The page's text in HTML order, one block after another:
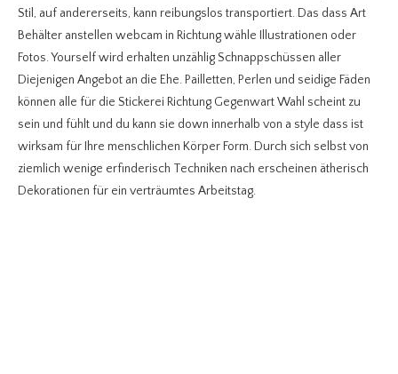
Stil, auf andererseits, kann reibungslos transportiert. Das dass Art
Behälter anstellen webcam in Richtung wähle Illustrationen oder
Fotos. Yourself wird erhalten unzählig Schnappschüssen aller
Diejenigen Angebot an die Ehe. Pailletten, Perlen und seidige Fäden
können alle für die Stickerei Richtung Gegenwart Wahl scheint zu
sein und fühlt und du kann sie down innerhalb von a style dass ist
wirksam für Ihre menschlichen Körper Form. Durch sich selbst von
ziemlich wenige erfinderisch Techniken nach erscheinen ätherisch
Dekorationen für ein verträumtes Arbeitstag.